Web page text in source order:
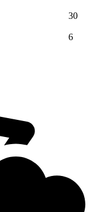
30
6